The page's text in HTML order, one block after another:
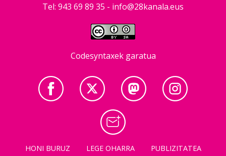
Tel: 943 69 89 35 - info@28kanala.eus
Codesyntaxek garatua
HONI BURUZ LEGE OHARRA
PUBLIZITATEA